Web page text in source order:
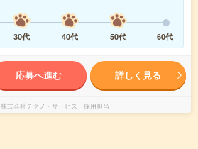
30代 40代 50代 60代
応募へ進む 詳しく見る
株式会社テクノ・サービス 採用担当